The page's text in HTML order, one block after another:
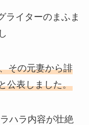
ライターのまふま
その元妻から誹
公表しました。
ハラ内容が壮絶